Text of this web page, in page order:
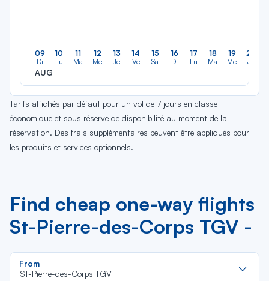
09
Di
AUG
10
Lu
11
Ma
12
Me
13
Je
14
Ve
15
Sa
16
Di
17
Lu
18
Ma
19
Me
20
Je
Tarifs affichés par défaut pour un vol de 7 jours en classe
économique et sous réserve de disponibilité au moment de la
réservation. Des frais supplémentaires peuvent être appliqués pour
les produits et services optionnels.
Find cheap one-way flights
St-Pierre-des-Corps TGV -
From
St-Pierre-des-Corps TGV